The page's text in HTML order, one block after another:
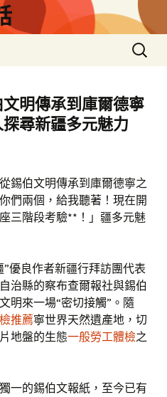
搜
尋
鍵
字:
明傳承到庫爾德寧
尋新疆多元魅力
錫伯文明傳承到庫爾德寧之
們兩個，給我聽著！現在開
三階段考驗**！」疆多元魅
”優良作者新疆行拜訪團代表
治縣的察布查爾報社與錫伯
明來一場“密切接觸”。隨
推薦寧世界天然遺產地，切
地盤的生態一般勞工體檢之
一的錫伯文報紙，至今已有